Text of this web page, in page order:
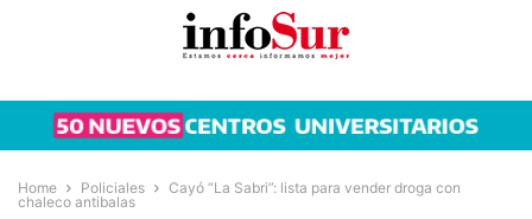
Home Policiales
Cayó “La Sabri”: lista para vender droga con
chaleco antibalas